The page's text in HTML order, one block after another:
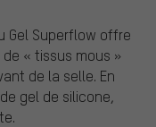
Gel Superflow offre
« tissus mous »
de la selle. En
gel de silicone,